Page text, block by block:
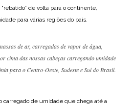
de volta para o continente,
para várias regiões do país.
de ar, carregadas de vapor de água,
cima das nossas cabeças carregando umidade
para o Centro-Oeste, Sudeste e Sul do Brasil.
carregado de umidade que chega até a